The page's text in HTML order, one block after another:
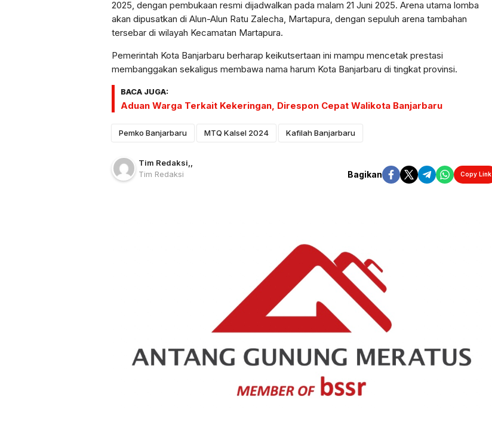
2025, dengan pembukaan resmi dijadwalkan pada malam 21 Juni 2025. Arena utama lomba
akan dipusatkan di Alun-Alun Ratu Zalecha, Martapura, dengan sepuluh arena tambahan
tersebar di wilayah Kecamatan Martapura.
Pemerintah Kota Banjarbaru berharap keikutsertaan ini mampu mencetak prestasi
membanggakan sekaligus membawa nama harum Kota Banjarbaru di tingkat provinsi.
BACA JUGA:
Aduan Warga Terkait Kekeringan, Direspon Cepat Walikota Banjarbaru
Pemko Banjarbaru MTQ Kalsel 2024 Kafilah Banjarbaru
Tim Redaksi
Tim Redaksi
Bagikan Copy Link